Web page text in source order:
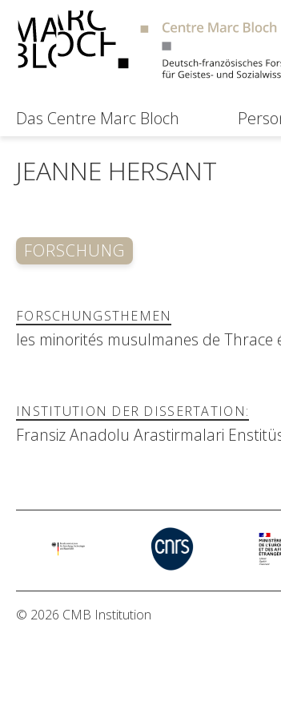
Das Centre Marc Bloch
JEANNE HERSANT
FORSCHUNG
FORSCHUNGSTHEMEN
les minorités musulmanes de
INSTITUTION DER DISSERTATION:
Fransiz Anadolu Arastirmalari
© 2026 CMB Institution